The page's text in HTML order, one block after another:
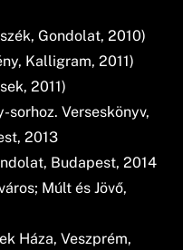
Gondolat, 2010)
Kalligram, 2011)
2011)
sorhoz. Verseskönyv,
2013
Budapest, 2014
Múlt és Jövő,
Háza, Veszprém,